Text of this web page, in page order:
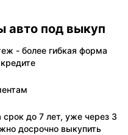
авто под выкуп
- более гибкая форма
до 7 лет, уже через 3
досрочно выкупить